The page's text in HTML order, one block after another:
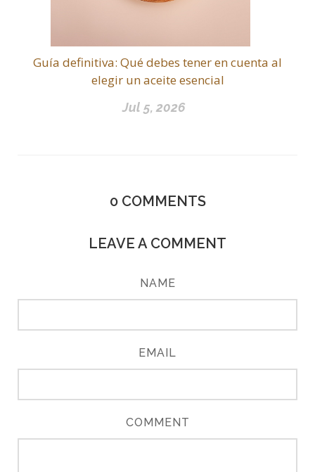
Guía definitiva: Qué debes tener en cuenta al
elegir un aceite esencial
Jul 5, 2026
0 COMMENTS
LEAVE A COMMENT
NAME
EMAIL
COMMENT